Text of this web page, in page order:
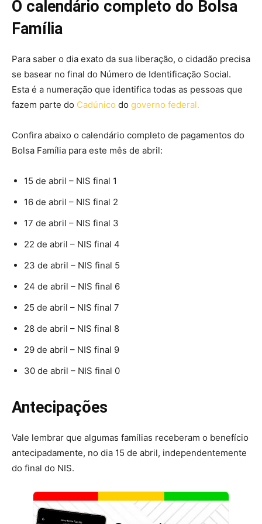
O calendário completo do Bolsa
Família
Para saber o dia exato da sua liberação, o cidadão precisa
se basear no final do Número de Identificação Social.
Esta é a numeração que identifica todas as pessoas que
fazem parte do Cadúnico do governo federal.
Confira abaixo o calendário completo de pagamentos do
Bolsa Família para este mês de abril:
15 de abril – NIS final 1
16 de abril – NIS final 2
17 de abril – NIS final 3
22 de abril – NIS final 4
23 de abril – NIS final 5
24 de abril – NIS final 6
25 de abril – NIS final 7
28 de abril – NIS final 8
29 de abril – NIS final 9
30 de abril – NIS final 0
Antecipações
Vale lembrar que algumas famílias receberam o benefício
antecipadamente, no dia 15 de abril, independentemente
do final do NIS.